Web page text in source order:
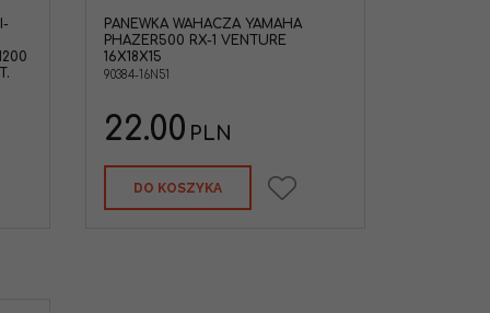
PANEWKA WAHACZA YAMAHA
PHAZER500 RX-1 VENTURE
16X18X15
90384-16N51
22.00 PLN
DO KOSZYKA